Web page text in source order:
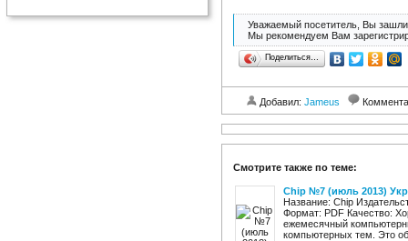
Уважаемый посетитель, Вы зашли
Мы рекомендуем Вам
Поделиться…
Добавил: Jameus
Смотрите также по теме:
Chip №7 (июль 2013)
Название: Chip
Формат: PDF Качество:
ежемесячный
компьютерных тем. Это